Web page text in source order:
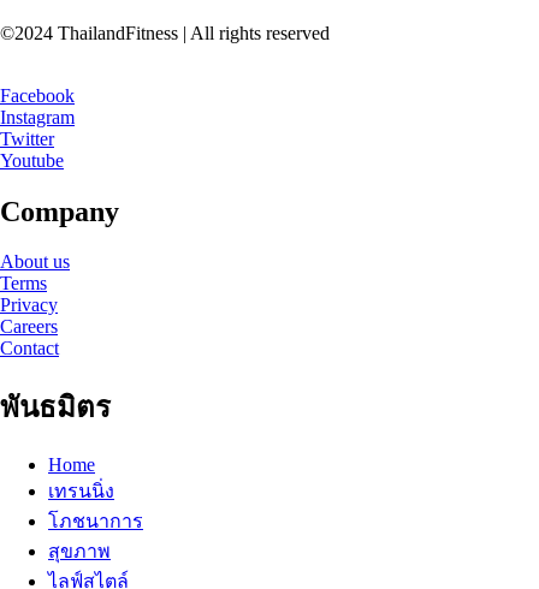
©2024 ThailandFitness | All rights reserved
Facebook
Instagram
Twitter
Youtube
Company
About us
Terms
Privacy
Careers
Contact
พันธมิตร
Home
เทรนนิ่ง
โภชนาการ
สุขภาพ
ไลฟ์สไตล์